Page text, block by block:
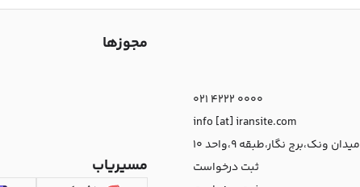
021 4222 0000
info [at] iransite.com
میدان ونک،برج نگار،طبقه 9،واحد 10
ثبت درخواست
مجوزها
مسیریاب